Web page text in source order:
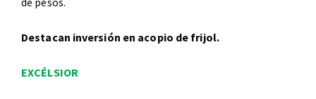
Destacan inversión en acopio de frijol.
EXCÉLSIOR